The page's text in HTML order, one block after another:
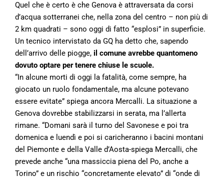
Quel che è certo è che Genova è attraversata da corsi
d’acqua sotterranei che, nella zona del centro – non più di
2 km quadrati – sono oggi di fatto “esplosi” in superficie.
Un tecnico intervistato da GQ ha detto che, sapendo
dell’arrivo delle piogge, il comune avrebbe quantomeno
dovuto optare per tenere chiuse le scuole.
“In alcune morti di oggi la fatalità, come sempre, ha
giocato un ruolo fondamentale, ma alcune potevano
essere evitate” spiega ancora Mercalli. La situazione a
Genova dovrebbe stabilizzarsi in serata, ma l’allerta
rimane. “Domani sarà il turno del Savonese e poi tra
domenica e luendì e poi si caricheranno i bacini montani
del Piemonte e della Valle d’Aosta-spiega Mercalli, che
prevede anche “una massiccia piena del Po, anche a
Torino” e un rischio “concretamente elevato” di “onde di